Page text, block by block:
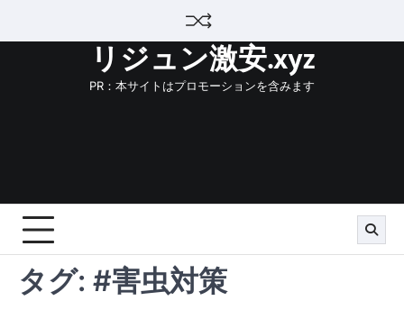
リジュン激安.xyz
PR：本サイトはプロモーションを含みます
タグ: #害虫対策